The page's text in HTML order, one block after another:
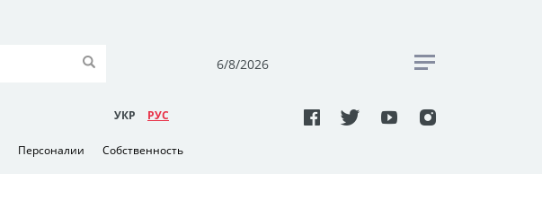
6/8/2026
УКР РУC
Персоналии Собственность